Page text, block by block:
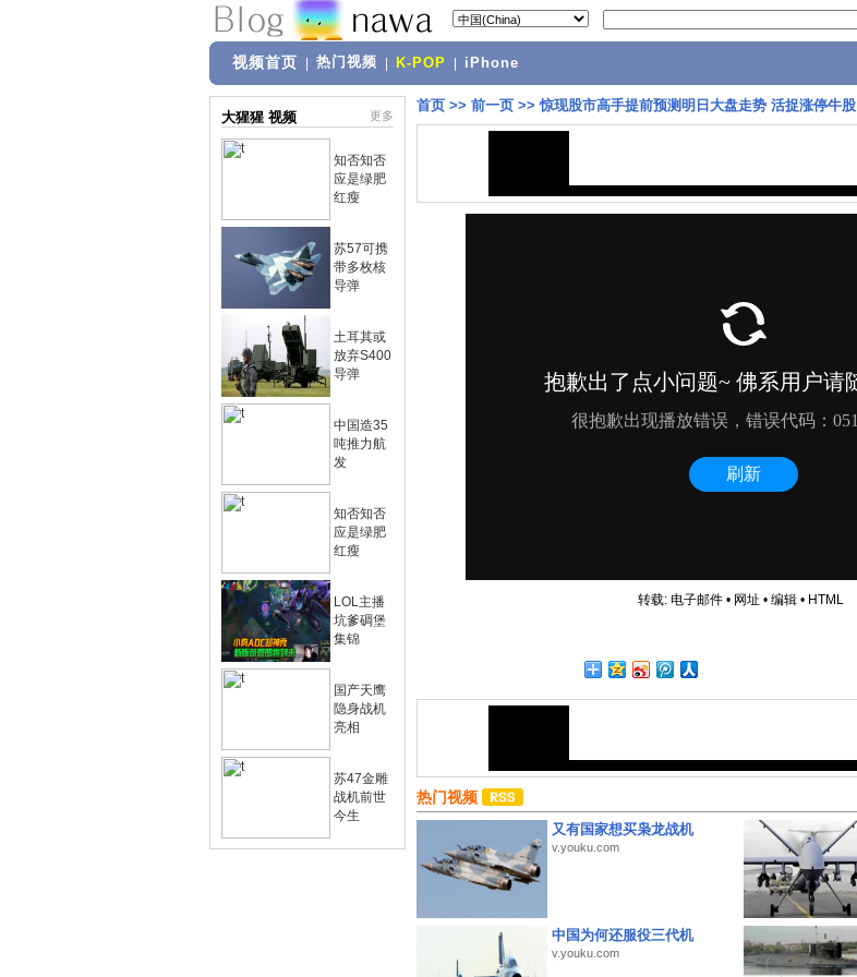
视频首页 热门视频 K-POP iPhone
大猩猩 视频 更多
知否知否
应是绿肥
红瘦
苏57可携
带多枚核
导弹
土耳其或
放弃S400
导弹
中国造35
吨推力航
发
知否知否
应是绿肥
红瘦
LOL主播
坑爹碉堡
集锦
国产天鹰
隐身战机
亮相
苏47金雕
战机前世
今生
首页 >> 前一页 >>惊现股市高手提前预测明日大盘走势 活捉涨停牛股
转载: 电子邮件• 网址 • 编辑• HTML
热门视频
又有国家想买枭龙战机
v.youku.com
中国为何还服役三代机
v.youku.com